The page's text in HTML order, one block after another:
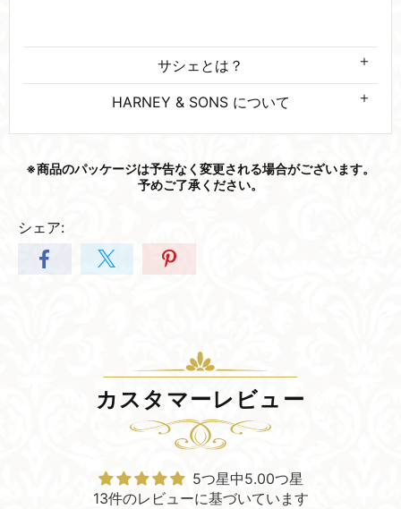
サシェとは？
HARNEY & SONS について
※商品の​パッケージは​予告なく​変更される​場合が​ございます。​
予めご了承ください。
シェア:
カスタマーレビュー
5つ星中5.00つ星
13件のレビューに基づいています